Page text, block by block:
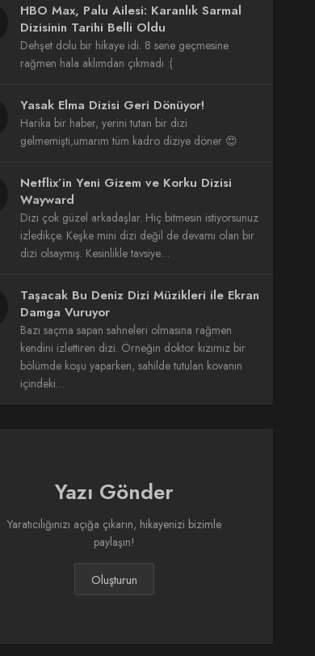
HBO Max, Palu Ailesi: Karanlık Sarmal
Dizisinin Tarihi Belli Oldu
Dehşet dolu bir hikaye idi. 8 sene geçmesine
rağmen hala aklımdan çıkmadı :(
Yasak Elma Dizisi Geri Dönüyor!
Harika bir haber, yerini tutan bir dizi
gelmemişti,umarım tüm kadro diziye döner 😍
Netflix’in Yeni Gizem ve Korku Dizisi
Wayward
Dizi çok güzel arkadaşlar. Hiç bitmesin istiyorsunuz
izledikçe. Keşke mini dizi değil de devamı olan bir
dizi olsaymış. Kesinlikle tavsiye…
Taşacak Bu Deniz Dizi Müzikleri ile Ekran
Damga Vuruyor
Bazı saçma sapan sahneleri olmasına rağmen
kendini izlettiren dizi. Örneğin doktor kızımız bir
bölümde koşu yaparken, sahilde tutulan kovanın
içindeki…
Yazı Gönder
Yaratıcılığınızı açığa çıkarın, hikayenizi bizimle
paylaşın!
Oluşturun